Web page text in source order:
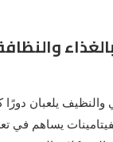
والنظيف يلعبان
يساهم في